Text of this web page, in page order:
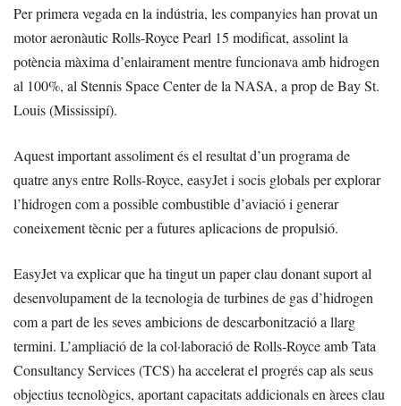
Per primera vegada en la indústria, les companyies han provat un
motor aeronàutic Rolls-Royce Pearl 15 modificat, assolint la
potència màxima d’enlairament mentre funcionava amb hidrogen
al 100%, al Stennis Space Center de la NASA, a prop de Bay St.
Louis (Mississipí).
Aquest important assoliment és el resultat d’un programa de
quatre anys entre Rolls-Royce, easyJet i socis globals per explorar
l’hidrogen com a possible combustible d’aviació i generar
coneixement tècnic per a futures aplicacions de propulsió.
EasyJet va explicar que ha tingut un paper clau donant suport al
desenvolupament de la tecnologia de turbines de gas d’hidrogen
com a part de les seves ambicions de descarbonització a llarg
termini. L’ampliació de la col·laboració de Rolls-Royce amb Tata
Consultancy Services (TCS) ha accelerat el progrés cap als seus
objectius tecnològics, aportant capacitats addicionals en àrees clau